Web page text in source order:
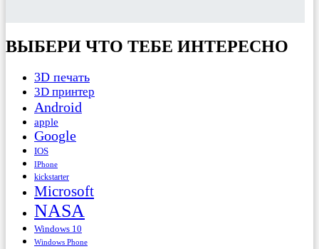
ВЫБЕРИ ЧТО ТЕБЕ ИНТЕРЕСНО
3D печать
3D принтер
Android
apple
Google
IOS
IPhone
kickstarter
Microsoft
NASA
Windows 10
Windows Phone